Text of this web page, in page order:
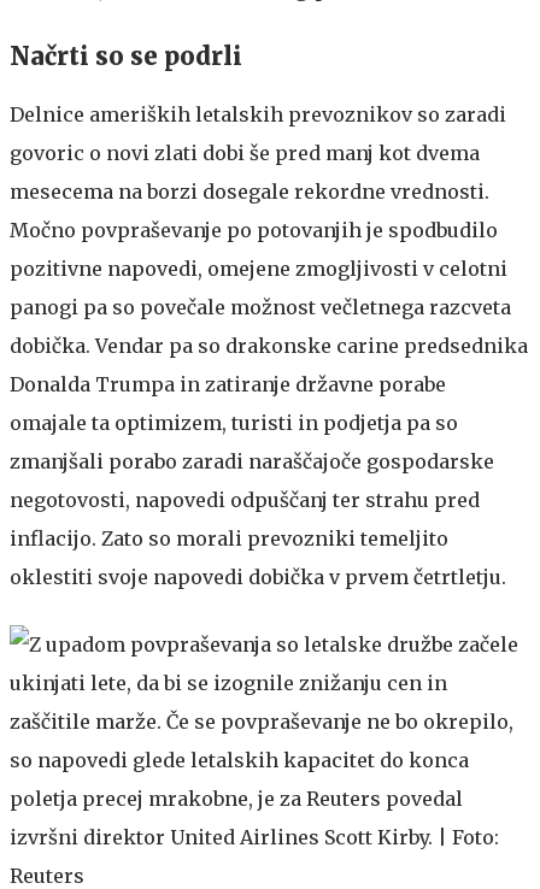
Načrti so se podrli
Delnice ameriških letalskih prevoznikov so zaradi
govoric o novi zlati dobi še pred manj kot dvema
mesecema na borzi dosegale rekordne vrednosti.
Močno povpraševanje po potovanjih je spodbudilo
pozitivne napovedi, omejene zmogljivosti v celotni
panogi pa so povečale možnost večletnega razcveta
dobička. Vendar pa so drakonske carine predsednika
Donalda Trumpa in zatiranje državne porabe
omajale ta optimizem, turisti in podjetja pa so
zmanjšali porabo zaradi naraščajoče gospodarske
negotovosti, napovedi odpuščanj ter strahu pred
inflacijo. Zato so morali prevozniki temeljito
oklestiti svoje napovedi dobička v prvem četrtletju.